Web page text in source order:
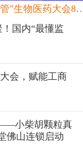
20+监管与首席审评专家齐聚！国内“最
国内“最懂监
会，赋能工商
小柴胡颗粒真
佛山连锁启动